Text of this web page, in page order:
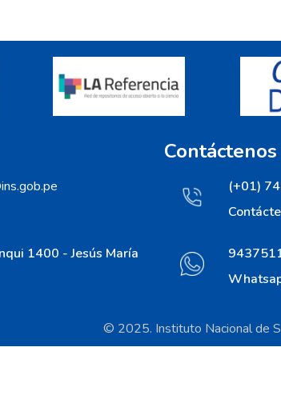
1400 - Jesús María
Contáctenos
(+01)
© 2025. Instituto Nacional de